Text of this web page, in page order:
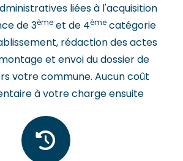
liées à l'acquisition
de 3ème et de 4ème catégorie
rédaction des actes
et envoi du dossier de
votre commune. Aucun coût
à votre charge ensuite